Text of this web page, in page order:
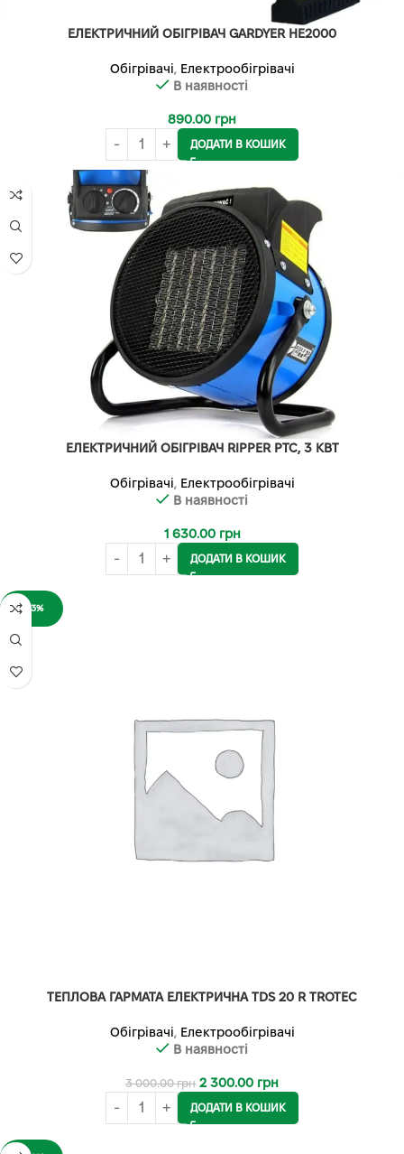
ЕЛЕКТРИЧНИЙ ОБІГРІВАЧ GARDYER HE2000
Обігрівачі, Електрообігрівачі
В наявності
890.00 грн
ДОДАТИ В КОШИК
ЕЛЕКТРИЧНИЙ ОБІГРІВАЧ RIPPER PTC, 3 КВТ
Обігрівачі, Електрообігрівачі
В наявності
1 630.00 грн
ДОДАТИ В КОШИК
-23%
ТЕПЛОВА ГАРМАТА ЕЛЕКТРИЧНА TDS 20 R TROTEC
Обігрівачі, Електрообігрівачі
В наявності
3 000.00грн 2 300.00 грн
ДОДАТИ В КОШИК